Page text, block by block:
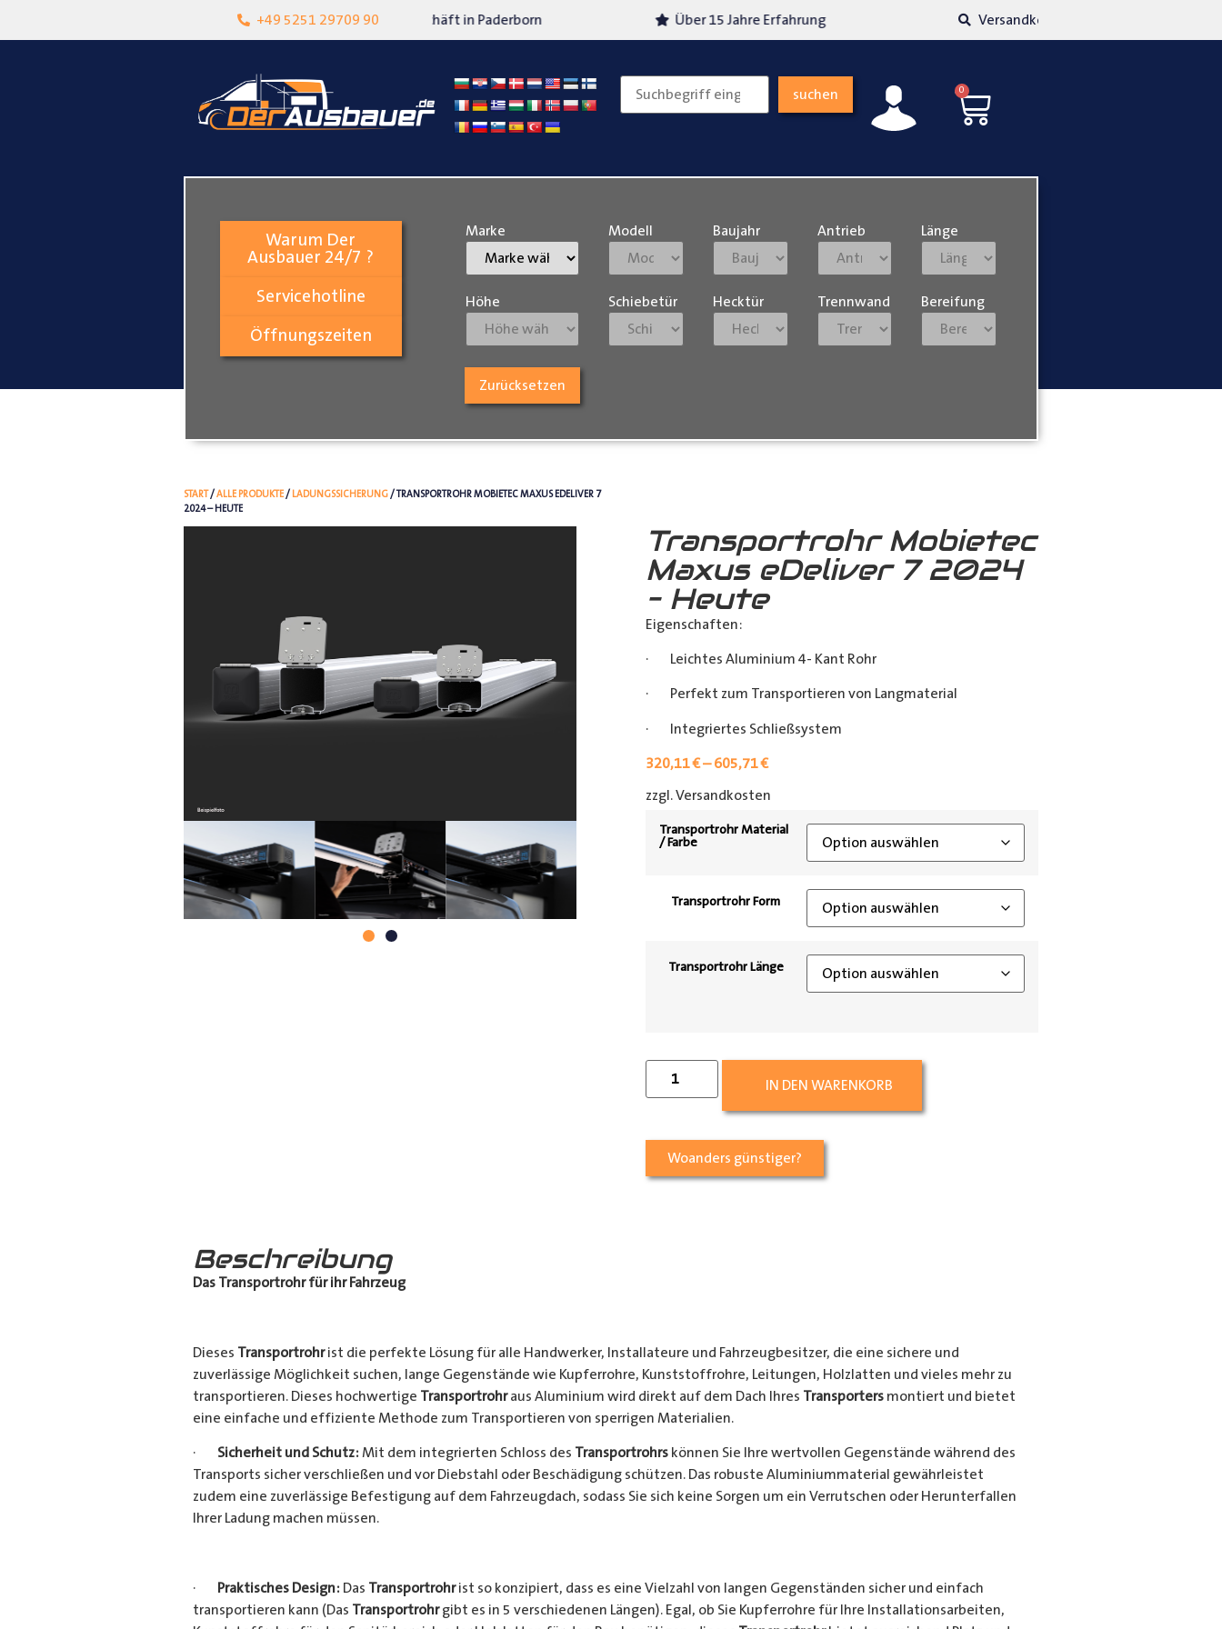
+49 5251 29709 90
Lokalgeschäft in Paderborn Über 15 Jahre Erfahrung Versandkosten transparent
suchen 0
Warum Der
Ausbauer 24/7 ?
Servicehotline
Öffnungszeiten
Marke Modell Baujahr Antrieb Länge
Höhe Schiebetür Hecktür Trennwand Bereifung
Zurücksetzen
START/ALLE PRODUKTE/ LADUNGSSICHERUNG/ TRANSPORTROHR MOBIETEC MAXUS EDELIVER 7
2024 – HEUTE
Transportrohr Mobietec
Maxus eDeliver 7 2024
– Heute
Eigenschaften:
· Leichtes Aluminium 4- Kant Rohr
· Perfekt zum Transportieren von Langmaterial
· Integriertes Schließsystem
320,11€–605,71€
zzgl. Versandkosten
Transportrohr Material
/ Farbe
Transportrohr Form
Transportrohr Länge
IN DEN WARENKORB
Woanders günstiger?
Beschreibung
Das Transportrohr für ihr Fahrzeug
Dieses Transportrohrist die perfekte Lösung für alle Handwerker, Installateure und Fahrzeugbesitzer, die eine sichere und
zuverlässige Möglichkeit suchen, lange Gegenstände wie Kupferrohre, Kunststoffrohre, Leitungen, Holzlatten und vieles mehr zu
transportieren. Dieses hochwertige Transportrohraus Aluminium wird direkt auf dem Dach Ihres Transportersmontiert und bietet
eine einfache und effiziente Methode zum Transportieren von sperrigen Materialien.
· Sicherheit und Schutz: Mit dem integrierten Schloss des Transportrohrskönnen Sie Ihre wertvollen Gegenstände während des
Transports sicher verschließen und vor Diebstahl oder Beschädigung schützen. Das robuste Aluminiummaterial gewährleistet
zudem eine zuverlässige Befestigung auf dem Fahrzeugdach, sodass Sie sich keine Sorgen um ein Verrutschen oder Herunterfallen
Ihrer Ladung machen müssen.
· Praktisches Design: Das Transportrohrist so konzipiert, dass es eine Vielzahl von langen Gegenständen sicher und einfach
transportieren kann (Das Transportrohrgibt es in 5 verschiedenen Längen). Egal, ob Sie Kupferrohre für Ihre Installationsarbeiten,